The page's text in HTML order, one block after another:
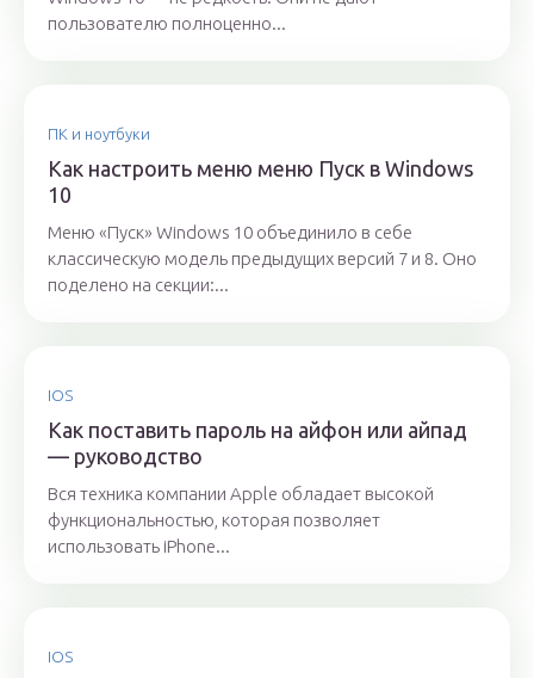
пользователю полноценно...
ПК и ноутбуки
Как настроить меню меню Пуск в Windows
10
Меню «Пуск» Windows 10 объединило в себе
классическую модель предыдущих версий 7 и 8. Оно
поделено на секции:...
IOS
Как поставить пароль на айфон или айпад
— руководство
Вся техника компании Apple обладает высокой
функциональностью, которая позволяет
использовать iPhone...
IOS